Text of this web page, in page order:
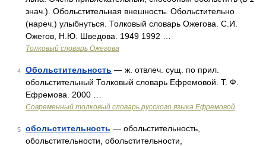
знач.). Обольстительная внешность. Обольстительно
(нареч.) улыбнуться. Толковый словарь Ожегова. С.И.
Ожегов, Н.Ю. Шведова. 1949 1992 …
Толковый словарь Ожегова
4 Обольстительность — ж. отвлеч. сущ. по прил.
обольстительный Толковый словарь Ефремовой. Т. Ф.
Ефремова. 2000 …
Современный толковый словарь русского языка Ефремовой
5 обольстительность — обольстительность,
обольстительности, обольстительности,